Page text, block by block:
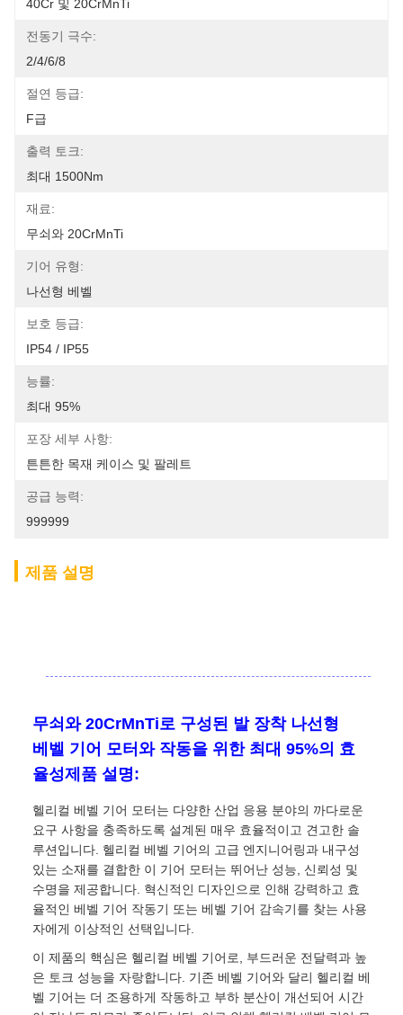
40Cr 및 20CrMnTi
전동기 극수:
2/4/6/8
절연 등급:
F급
출력 토크:
최대 1500Nm
재료:
무쇠와 20CrMnTi
기어 유형:
나선형 베벨
보호 등급:
IP54 / IP55
능률:
최대 95%
포장 세부 사항:
튼튼한 목재 케이스 및 팔레트
공급 능력:
999999
제품 설명
무쇠와 20CrMnTi로 구성된 발 장착 나선형
베벨 기어 모터와 작동을 위한 최대 95%의 효
율성제품 설명:
헬리컬 베벨 기어 모터는 다양한 산업 응용 분야의 까다로운
요구 사항을 충족하도록 설계된 매우 효율적이고 견고한 솔
루션입니다. 헬리컬 베벨 기어의 고급 엔지니어링과 내구성
있는 소재를 결합한 이 기어 모터는 뛰어난 성능, 신뢰성 및
수명을 제공합니다. 혁신적인 디자인으로 인해 강력하고 효
율적인 베벨 기어 작동기 또는 베벨 기어 감속기를 찾는 사용
자에게 이상적인 선택입니다.
이 제품의 핵심은 헬리컬 베벨 기어로, 부드러운 전달력과 높
은 토크 성능을 자랑합니다. 기존 베벨 기어와 달리 헬리컬 베
벨 기어는 더 조용하게 작동하고 부하 분산이 개선되어 시간